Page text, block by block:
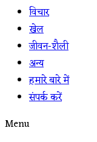
विचार
खेल
जीवन-शैली
अन्य
हमारे बारे में
संपर्क करें
Menu